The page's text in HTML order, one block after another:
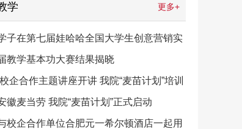
更多+
学
子在第七届娃哈哈全国大学生创意营销实
中获佳绩
教学基本功大赛结果揭晓
企合作主题讲座开讲 我院“麦苗计划”培训
式启动
徽麦当劳 我院“麦苗计划”正式启动
校企合作单位合肥元一希尔顿酒店一起用